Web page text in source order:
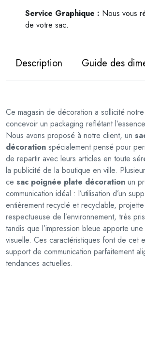
g
e
p
l
a
t
e
d
é
c
o
r
a
t
i
Service Graphique : Nous vous
de votre sac.
Description Guide des
Ce magasin de décoration a sollicité
concevoir un packaging reflétant
Nous avons proposé à notre client, un
décoration spécialement pensé pour
de repartir avec leurs articles en toute
la publicité de la boutique en ville.
ce sac poignée plate décoration un
communication idéal : l’utilisation d’un
entièrement recyclé et recyclable,
respectueuse de l’environnement, très
tandis que l’impression bleue apporte
visuelle. Ces caractéristiques font de cet
support de communication parfaitement
tendances actuelles.